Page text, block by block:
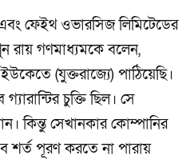
ফেইথ ওভারসিজ লিমিটেডের
রায় গণমাধ্যমকে বলেন,
(যুক্তরাজ্যে) পাঠিয়েছি।
চুক্তি ছিল। সে
কিন্তু সেখানকার কোম্পানির
শর্ত পূরণ করতে না পারায়